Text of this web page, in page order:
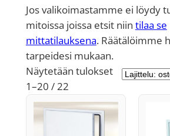
Jos valikoimastamme ei löydy
mitoissa joissa etsit niin tilaa se
mittatilauksena. Räätälöimme
tarpeidesi mukaan.
Näytetään tulokset
1–20 / 22Suosituimmat
ensin